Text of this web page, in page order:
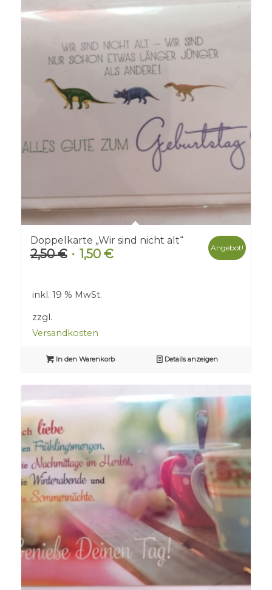
Doppelkarte „Wir sind nicht alt“
2,50€ Ursprünglicher
2,50 €
1,50 €Aktueller
Angebot!
inkl. 19 % MwSt.
zzgl.
Versandkosten
In den Warenkorb Details anzeigen